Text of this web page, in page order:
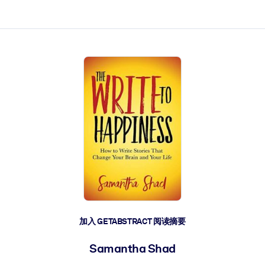
加入 GETABSTRACT 阅读摘要
Samantha Shad